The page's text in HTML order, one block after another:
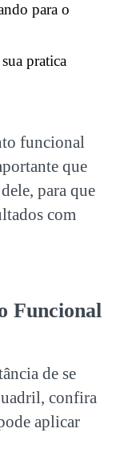
para o
pratica
funcional
que
para que
com
Funcional
de se
confira
aplicar